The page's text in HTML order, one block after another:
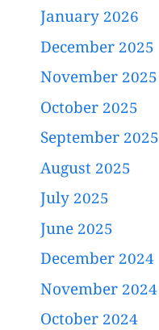
January 2026
December 2025
November 2025
October 2025
September 2025
August 2025
July 2025
June 2025
December 2024
November 2024
October 2024